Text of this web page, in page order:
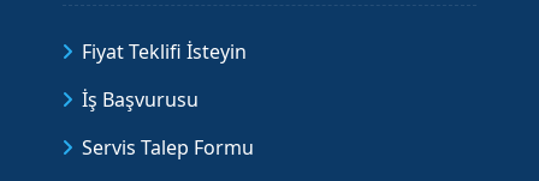
Fiyat Teklifi İsteyin
İş Başvurusu
Servis Talep Formu